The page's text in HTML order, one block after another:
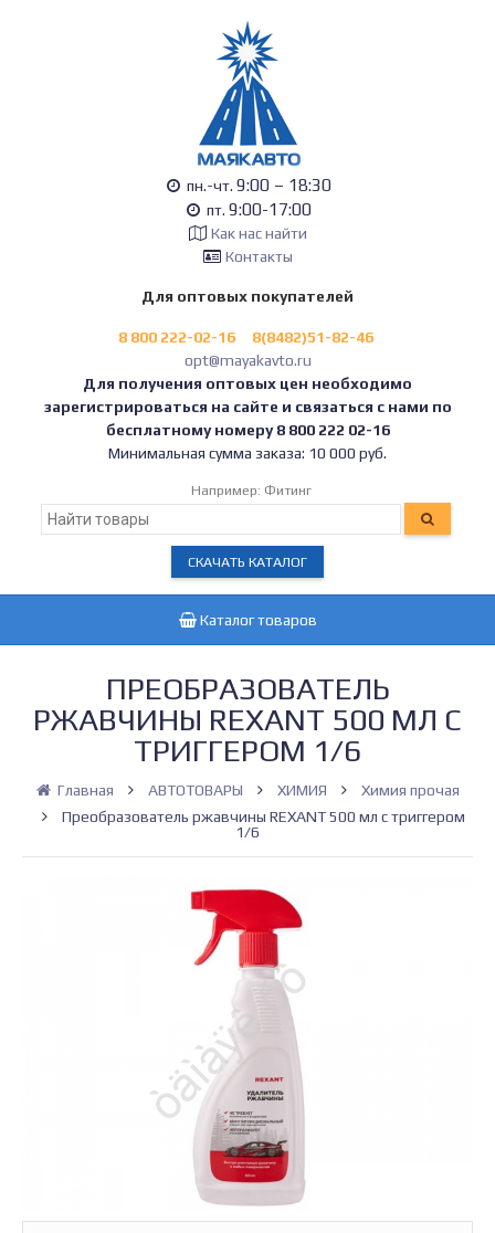
пн.-чт. 9:00 – 18:30
пт. 9:00-17:00
Как нас найти
Контакты
Для оптовых покупателей
8 800 222-02-16
8(8482)51-82-46
opt@mayakavto.ru
Для получения оптовых цен необходимо
зарегистрироваться на сайте и связаться с нами по
бесплатному номеру 8 800 222 02-16
Минимальная сумма заказа: 10 000 руб.
Например: Фитинг
СКАЧАТЬ КАТАЛОГ
Каталог товаров
ПРЕОБРАЗОВАТЕЛЬ
РЖАВЧИНЫ REXANT 500 МЛ С
ТРИГГЕРОМ 1/6
Главная АВТОТОВАРЫ ХИМИЯ
Химия прочая
Преобразователь ржавчины REXANT 500 мл с триггером
1/6